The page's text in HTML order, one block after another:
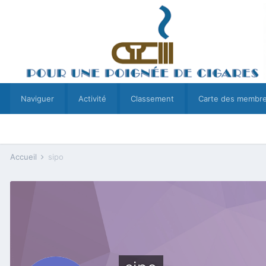
Naviguer Activité Classement Carte des
Accueil sipo